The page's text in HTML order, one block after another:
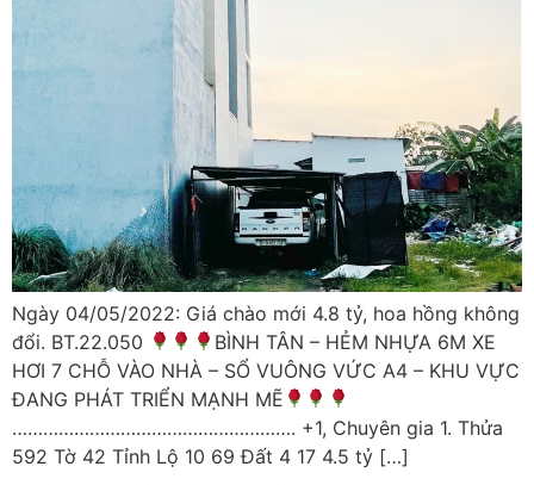
Ngày 04/05/2022: Giá chào mới 4.8 tỷ, hoa hồng không
đổi. BT.22.050
BÌNH TÂN – HẺM NHỰA 6M XE
HƠI 7 CHỖ VÀO NHÀ – SỔ VUÔNG VỨC A4 – KHU VỰC
ĐANG PHÁT TRIỂN MẠNH MẼ
………………………………………………. +1, Chuyên gia 1. Thửa
592 Tờ 42 Tỉnh Lộ 10 69 Đất 4 17 4.5 tỷ […]